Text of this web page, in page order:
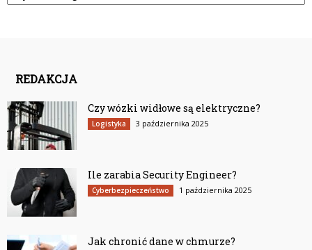
REDAKCJA
Czy wózki widłowe są elektryczne?
Logistyka 3 października 2025
Ile zarabia Security Engineer?
Cyberbezpieczeństwo 1 października 2025
Jak chronić dane w chmurze?